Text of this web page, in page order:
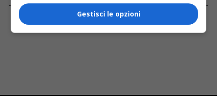
Facebook
Gestisci le opzioni